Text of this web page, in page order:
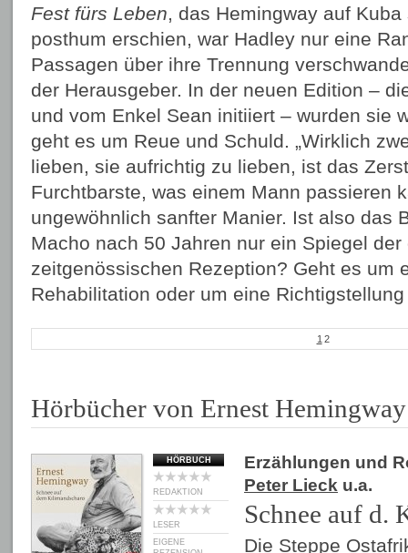
Fest fürs Leben, das Hemingway auf
posthum erschien, war Hadley nur eine
Passagen über ihre Trennung
der Herausgeber. In der neuen Edition –
und vom Enkel Sean initiiert – wurden sie
geht es um Reue und Schuld. „Wirklich
lieben, sie aufrichtig zu lieben, ist das
Furchtbarste, was einem Mann passieren
ungewöhnlich sanfter Manier. Ist also das
Macho nach 50 Jahren nur ein Spiegel der
zeitgenössischen Rezeption? Geht es um
Rehabilitation oder um eine
1 2
Hörbücher von Ernest Hemingway
HÖRBUCH
REDAKTION
LESER
EIGENE
Erzählungen und
Peter Lieck u.a.
Schnee auf d.
Die Steppe